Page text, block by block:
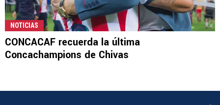
NOTICIAS
CONCACAF recuerda la última
Concachampions de Chivas